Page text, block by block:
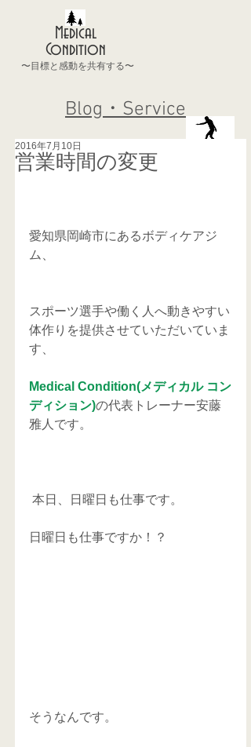
Medical
Condition
〜目標と感動を共有する〜
Blog・Service
営業時間の変更
2016年7月10日
愛知県岡崎市にあるボディケアジ
ム、
スポーツ選手や働く人へ動きやすい
体作りを提供させていただいていま
す、
Medical Condition(メディカル コン
ディション)の代表トレーナー安藤
雅人です。
本日、日曜日も仕事です。
日曜日も仕事ですか！？
そうなんです。